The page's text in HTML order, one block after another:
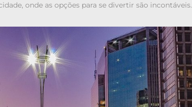
onde as opções para se divertir são incontáveis.